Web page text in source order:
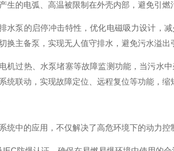
生的电弧、高温被限制在外壳内部，避免引燃
泵的启停冲击特性，优化电磁吸力设计，减
换主备泵，实现无人值守排水，避免污水溢出
过热、水泵堵塞等故障监测功能，当污水中
统联动，实现故障定位、远程复位等功能，缩
中的应用，不仅解决了高危环境下的动力控